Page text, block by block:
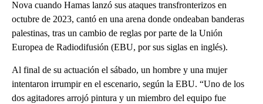
Nova cuando Hamas lanzó sus ataques transfronterizos en
octubre de 2023, cantó en una arena donde ondeaban banderas
palestinas, tras un cambio de reglas por parte de la Unión
Europea de Radiodifusión (EBU, por sus siglas en inglés).
Al final de su actuación el sábado, un hombre y una mujer
intentaron irrumpir en el escenario, según la EBU. “Uno de los
dos agitadores arrojó pintura y un miembro del equipo fue